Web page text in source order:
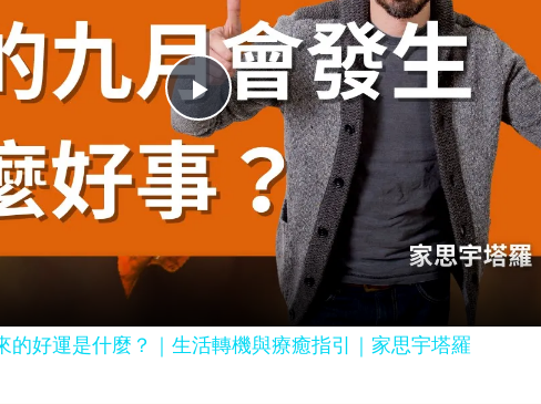
P
l
a
y
的好運是什麼？｜生活轉機與療癒指引｜家思宇塔羅